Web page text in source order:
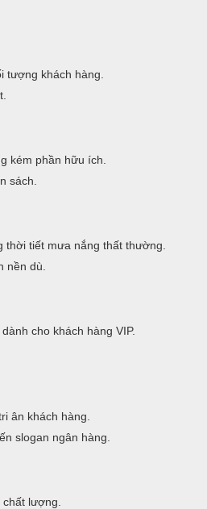
tượng khách hàng.
kém phần hữu ích.
sách.
tiết mưa nắng thất thường.
nền dù.
cho khách hàng VIP.
ân khách hàng.
slogan ngân hàng.
lượng.